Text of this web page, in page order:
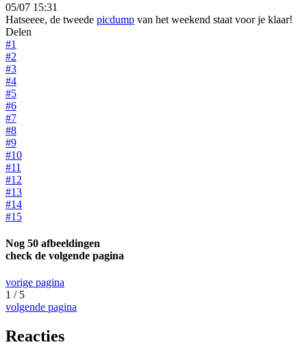
05/07 15:31
Hatseeee, de tweede picdump van het weekend staat voor je klaar!
Delen
#1
#2
#3
#4
#5
#6
#7
#8
#9
#10
#11
#12
#13
#14
#15
Nog 50 afbeeldingen
check de volgende pagina
vorige pagina
1 / 5
volgende pagina
Reacties